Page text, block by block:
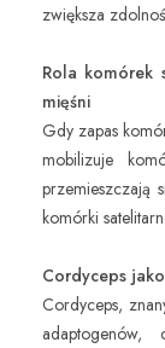
zwiększa
Rola komórek
mięśni
Gdy zapas
mobilizuje
przemieszczają
komórki
Cordyceps
Cordyceps,
adaptogenów,